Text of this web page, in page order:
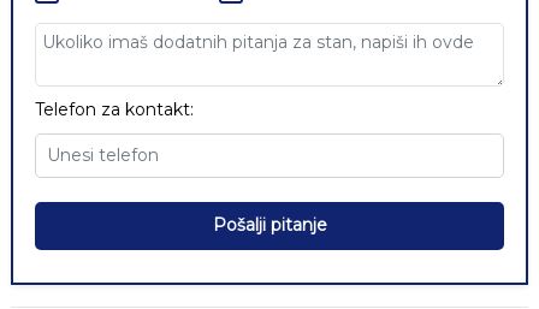
Telefon za kontakt:
Pošalji pitanje